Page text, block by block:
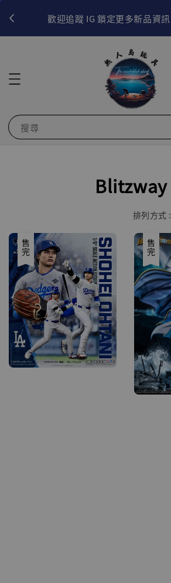
歡迎追蹤 IG 鎖定更多新品資訊
搜尋
Blitzway
排列方式 :
售完 售完